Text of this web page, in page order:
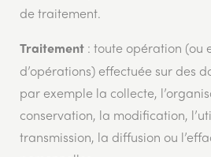
de traitement.
Traitement : toute opération (ou
d’opérations) effectuée sur des
par exemple la collecte,
conservation, la modification,
transmission, la diffusion ou